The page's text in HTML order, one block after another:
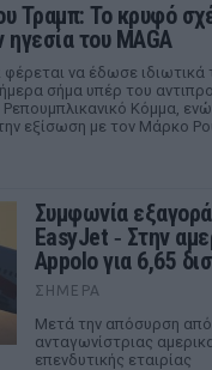
Τραμπ: Το κρυφό
ηγεσία του MAGA
να έδωσε ιδιωτικά
σήμα υπέρ του
Κόμμα,
εξίσωση με τον Μάρκο
Συμφωνία
EasyJet ‑ Στην
Appolo για 6,65
ΣΉΜΕΡΑ
Μετά την απόσυρση από
ανταγωνίστριας
επενδυτικής εταιρίας